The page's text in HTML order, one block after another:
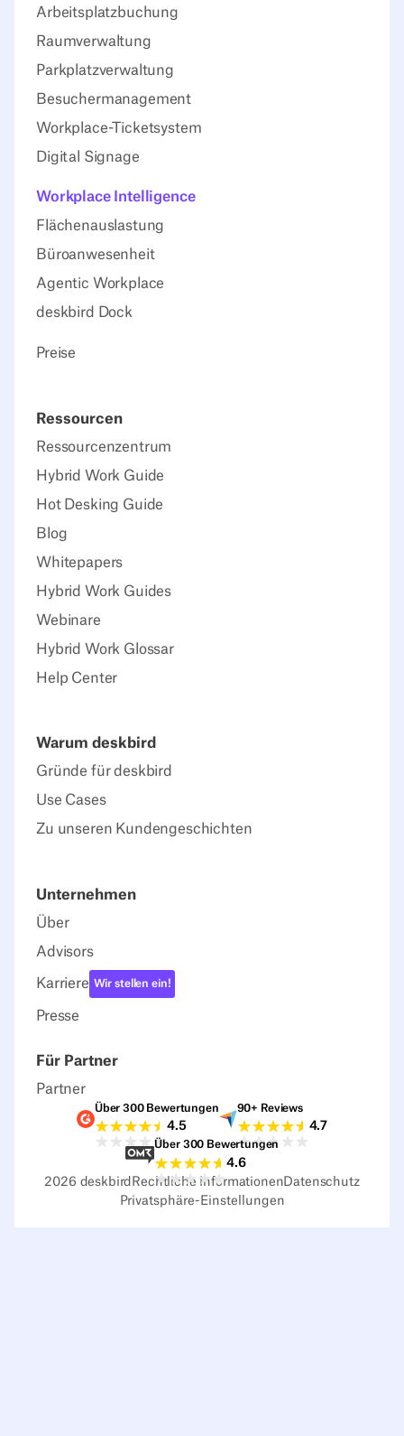
Arbeitsplatzbuchung
Raumverwaltung
Parkplatzverwaltung
Besuchermanagement
Workplace-Ticketsystem
Digital Signage
Workplace Intelligence
Flächenauslastung
Büroanwesenheit
Agentic Workplace
deskbird Dock
Preise
Ressourcen
Ressourcenzentrum
Hybrid Work Guide
Hot Desking Guide
Blog
Whitepapers
Hybrid Work Guides
Webinare
Hybrid Work Glossar
Help Center
Warum deskbird
Gründe für deskbird
Use Cases
Zu unseren Kundengeschichten
Unternehmen
Über
Advisors
Karriere Wir stellen ein!
Presse
Für Partner
Partner
G2-Bewertungen
Über 300 Bewertungen
4.5
Capterra-
90+ Reviews
4.7
Sourceforge-Bewertungen
Über 300 Bewertungen
4.6
2026 deskbird Rechtliche InformationenDatenschutz
Privatsphäre-Einstellungen